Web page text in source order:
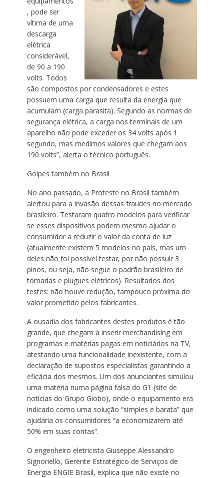
, pode ser
vítima de uma
descarga
elétrica
considerável,
de 90 a 190
volts. Todos
são compostos por condensadores e estes
possuem uma carga que resulta da energia que
acumulam (carga parasita). Segundo as normas de
segurança elétrica, a carga nos terminais de um
aparelho não pode exceder os 34 volts após 1
segundo, mas medimos valores que chegam aos
190 volts”, alerta o técnico português.
Golpes também no Brasil
No ano passado, a Proteste no Brasil também
alertou para a invasão dessas fraudes no mercado
brasileiro. Testaram quatro modelos para verificar
se esses dispositivos podem mesmo ajudar o
consumidor a reduzir o valor da conta de luz
(atualmente existem 5 modelos no país, mas um
deles não foi possível testar, por não possuir 3
pinos, ou seja, não segue o padrão brasileiro de
tomadas e plugues elétricos). Resultados dos
testes: não houve redução, tampouco próxima do
valor prometido pelos fabricantes.
A ousadia dos fabricantes destes produtos é tão
grande, que chegam a inserir merchandising em
programas e matérias pagas em noticiários na TV,
atestando uma funcionalidade inexistente, com a
declaração de supostos especialistas garantindo a
eficácia dos mesmos. Um dos anunciantes simulou
uma matéria numa página falsa do G1 (site de
notícias do Grupo Globo), onde o equipamento era
indicado como uma solução “simples e barata” que
ajudaria os consumidores “a economizarem até
50% em suas contas”.
O engenheiro eletricista Giuseppe Alessandro
Signoriello, Gerente Estratégico de Serviços de
Energia ENGIE Brasil, explica que não existe no